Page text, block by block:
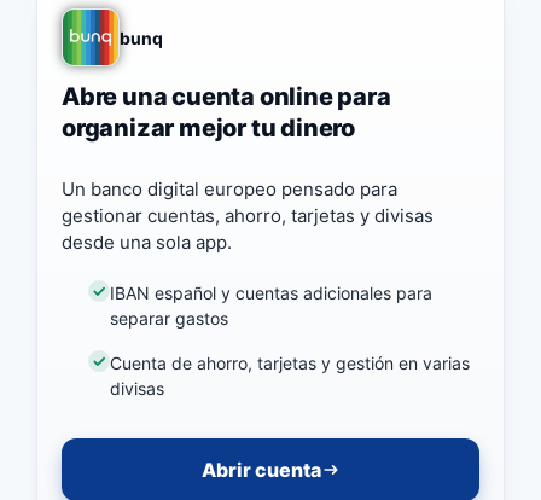
bunq
Abre una cuenta online para
organizar mejor tu dinero
Un banco digital europeo pensado para
gestionar cuentas, ahorro, tarjetas y divisas
desde una sola app.
IBAN español y cuentas adicionales para
separar gastos
Cuenta de ahorro, tarjetas y gestión en varias
divisas
Abrir cuenta